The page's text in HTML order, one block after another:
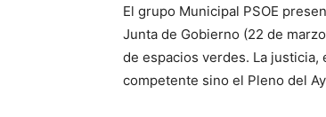
El grupo Municipal PSOE
Junta de Gobierno (22 de
de espacios verdes. La
competente sino el Pleno del